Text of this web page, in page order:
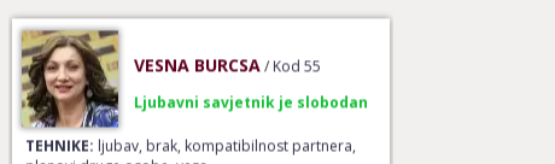
TEHNIKE:ljubav, brak, kompatibilnost partnera,
planovi druge osobe, veza